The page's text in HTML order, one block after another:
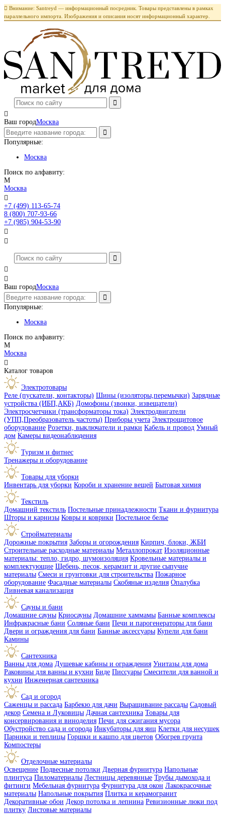
 Внимание: Santreyd — информационный посредник. Товары представлены в рамках
параллельного импорта. Изображения и описания носят информационный характер.

Ваш городМосква
Популярные:
Москва
Поиск по алфавиту:
М
Москва

+7 (499) 113-65-74
8 (800) 707-93-66
+7 (985) 904-53-90




Ваш городМосква
Популярные:
Москва
Поиск по алфавиту:
М
Москва

Каталог товаров
Электротовары
Реле (пускатели, контакторы) Шины (изоляторы,перемычки) Зарядные
устройства (ИБП,АКБ) Домофоны (звонки, извещатели)
Электросчетчики (трансформаторы тока) Электродвигатели
(УПП,Преобразователь частоты) Приборы учета Электрощитовое
оборудование Розетки, выключатели и рамки Кабель и провод Умный
дом Камеры видеонаблюдения
Туризм и фитнес
Тренажеры и оборудование
Товары для уборки
Инвентарь для уборки Короби и хранение вещей Бытовая химия
Текстиль
Домашний текстиль Постельные принадлежности Ткани и фурнитура
Шторы и карнизы Ковры и коврики Постельное белье
Стройматериалы
Дорожные покрытия Заборы и огорождения Кирпич, блоки, ЖБИ
Строительные расходные материалы Металлопрокат Изоляционные
материалы: тепло, гидро, шумоизоляция Кровельные материалы и
комплектующие Щебень, песок, керамзит и другие сыпучие
материалы Смеси и грунтовки для строительства Пожарное
оборудование Фасадные материалы Скобяные изделия Опалубка
Ливневая канализация
Сауны и бани
Домашние сауны Криосауны Домашние хаммамы Банные комплексы
Инфракрасные бани Соляные бани Печи и парогенераторы для бани
Двери и ограждения для бани Банные аксессуары Купели для бани
Камины
Сантехника
Ванны для дома Душевые кабины и ограждения Унитазы для дома
Раковины для ванны и кухни Биде Писсуары Смесители для ванной и
кухни Инженерная сантехника
Сад и огород
Саженцы и рассада Барбекю для дачи Выращивание рассады Садовый
декор Семена и Луковицы Дачная сантехника Товары для
консервирования и виноделия Печи для сжигания мусора
Обустройство сада и огорода Инкубаторы для яиц Клетки для несушек
Парники и теплицы Горшки и кашпо для цветов Обогрев грунта
Компостеры
Отделочные материалы
Освещение Подвесные потолки Дверная фурнитура Напольные
плинтуса Пиломатериалы Лестницы деревянные Трубы дымохода и
фитинги Мебельная фурнитура Фурнитура для окон Лакокрасочные
материалы Напольные покрытия Плитка и керамогранит
Декоративные обои Декор потолка и лепнина Ревизионные люки под
плитку Листовые материалы